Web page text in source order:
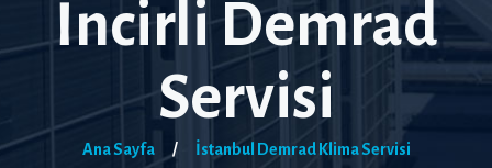
İncirli Demrad
Servisi
Ana Sayfa / İstanbul Demrad Klima Servisi